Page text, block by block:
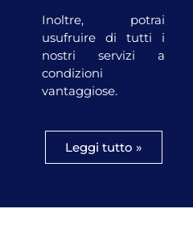
Inoltre, potrai
usufruire di tutti i
nostri servizi a
condizioni
vantaggiose.
Leggi tutto »